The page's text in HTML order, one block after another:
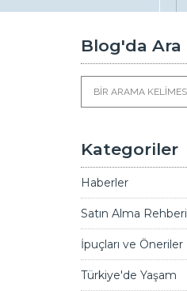
Blog'da Ara
Kategoriler
Haberler
Satın Alma Rehberi
İpuçları ve Öneriler
Türkiye'de Yaşam